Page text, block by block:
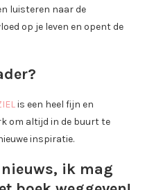
luisteren naar de
op je leven en opent de
is een heel fijn en
om altijd in de buurt te
inspiratie.
ik mag